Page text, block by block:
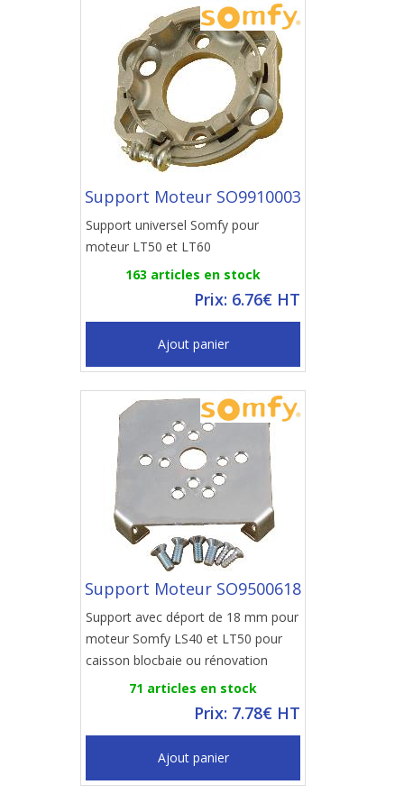
Support Moteur SO9910003
Support universel Somfy pour
moteur LT50 et LT60
163 articles en stock
Prix: 6.76€ HT
Ajout panier
Support Moteur SO9500618
Support avec déport de 18 mm pour
moteur Somfy LS40 et LT50 pour
caisson blocbaie ou rénovation
71 articles en stock
Prix: 7.78€ HT
Ajout panier